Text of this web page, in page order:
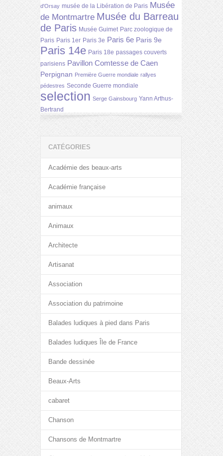
d'Orsay musée de la Libération de Paris Musée
de Montmartre Musée du Barreau
de Paris Musée Guimet Parc zoologique de
Paris Paris 1er Paris 3e Paris 6e Paris 9e
Paris 14e Paris 18e passages couverts
parisiens Pavillon Comtesse de Caen
Perpignan Première Guerre mondiale rallyes
pédestres Seconde Guerre mondiale
selection Serge Gainsbourg Yann Arthus-
Bertrand
CATÉGORIES
Académie des beaux-arts
Académie française
animaux
Animaux
Architecte
Artisanat
Association
Association du patrimoine
Balades ludiques à pied dans Paris
Balades ludiques Île de France
Bande dessinée
Beaux-Arts
cabaret
Chanson
Chansons de Montmartre